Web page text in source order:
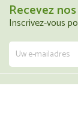
Recevez
Inscrivez-vous